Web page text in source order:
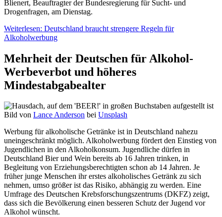
Blienert, Beauftragter der Bundesregierung für Sucht- und
Drogenfragen, am Dienstag.
Weiterlesen: Deutschland braucht strengere Regeln für
Alkoholwerbung
Mehrheit der Deutschen für Alkohol-
Werbeverbot und höheres
Mindestabgabealter
Bild von Lance Anderson bei Unsplash
Werbung für alkoholische Getränke ist in Deutschland nahezu
uneingeschränkt möglich. Alkoholwerbung fördert den Einstieg von
Jugendlichen in den Alkoholkonsum. Jugendliche dürfen in
Deutschland Bier und Wein bereits ab 16 Jahren trinken, in
Begleitung von Erziehungsberechtigten schon ab 14 Jahren. Je
früher junge Menschen ihr erstes alkoholisches Getränk zu sich
nehmen, umso größer ist das Risiko, abhängig zu werden. Eine
Umfrage des Deutschen Krebsforschungszentrums (DKFZ) zeigt,
dass sich die Bevölkerung einen besseren Schutz der Jugend vor
Alkohol wünscht.